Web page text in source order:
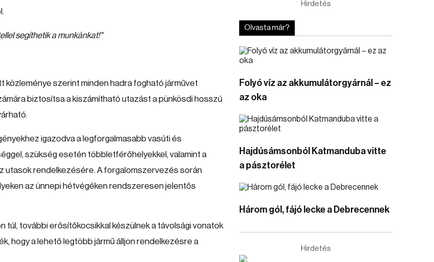
segíthetik a munkánkat!"
szerint minden hadra fogható járművet
biztosítsa a kiszámítható utazást a pünkösdi hosszú
igazodva a legforgalmasabb vasúti és
szükség esetén többletférőhelyekkel, valamint a
utasok rendelkezésére. A forgalomszervezés során
az ünnepi hétvégéken rendszeresen jelentős
további erősítőkocsikkal készülnek a távolsági vonatok
hogy a lehető legtöbb jármű álljon rendelkezésre a
Hirdetés
Olvasta már?
Folyó víz az akkumulátorgyárnál – ez
az oka
Hajdúsámsonból Katmanduba vitte
a pásztorélet
Három gól, fájó lecke a Debrecennek
Hirdetés